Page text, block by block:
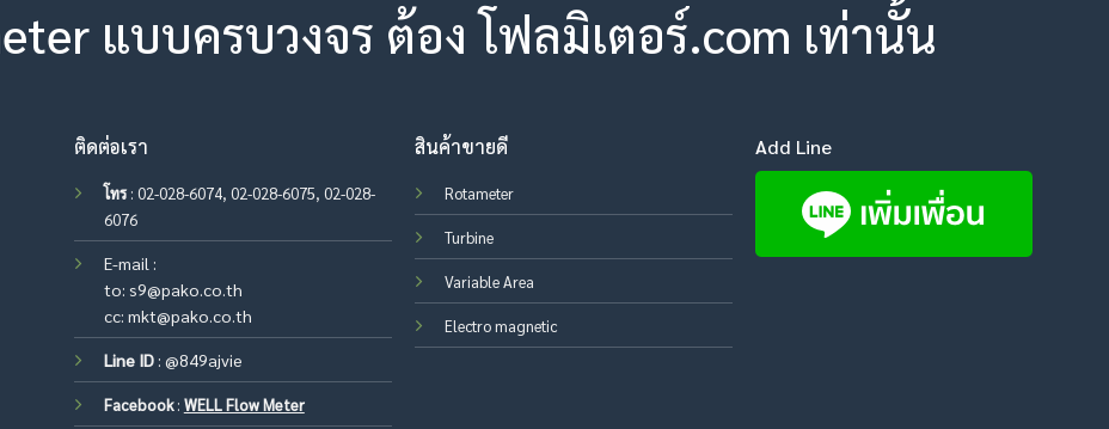
แบบครบวงจร ต้อง โฟลมิเตอร์.com เท่านั้น
ติดต่อเรา
โทร: 02-028-6074, 02-028-6075, 02-028-
6076
E-mail :
to: s9@pako.co.th
cc: mkt@pako.co.th
Line ID: @849ajvie
Facebook: WELL Flow Meter
สินค้าขายดี
Rotameter
Turbine
Variable Area
Electro magnetic
Add Line